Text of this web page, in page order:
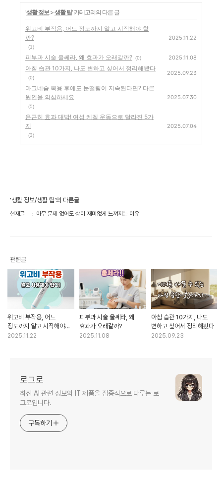
'생활 정보>생활 팁' 카테고리의 다른 글
위고비 부작용, 어느 정도까지 알고 시작해야 할
까?
(1)
2025.11.22
피부과 시술 울쎄라, 왜 효과가 오래갈까? (0) 2025.11.08
아침 습관 10가지, 나도 변하고 싶어서 정리해봤다
(0)
2025.09.23
마그네슘 복용 후에도 눈떨림이 지속된다면? 다른
원인을 의심하세요
(5)
2025.07.30
은근히 효과 대박! 여성 케겔 운동으로 달라진 5가
지
(3)
2025.07.04
'생활 정보/생활 팁'의 다른글
현재글 아무 문제 없어도 삶이 재미없게 느껴지는 이유
관련글
위고비 부작용, 어느
정도까지 알고 시작해야
할까?
2025.11.22
피부과 시술 울쎄라, 왜
효과가 오래갈까?
2025.11.08
아침 습관 10가지, 나도
변하고 싶어서 정리해봤다
2025.09.23
로그로
최신 AI 관련 정보와 IT 제품을 집중적으로 다루는 로
그로입니다.
구독하기